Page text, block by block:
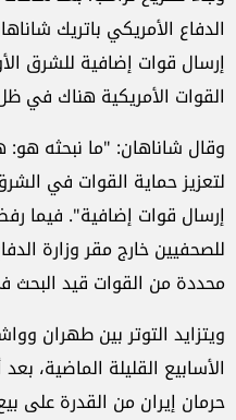
الدفاع الأمريكي باتريك
إرسال قوات إضافية للشرق
القوات الأمريكية هناك في
وقال شاناهان: "ما نبحثه
لتعزيز حماية القوات في
إرسال قوات إضافية". فيما
للصحفيين خارج مقر وزارة
محددة من القوات قيد البحث
ويتزايد التوتر بين طهران
الأسابيع القليلة الماضية،
حرمان إيران من القدرة على